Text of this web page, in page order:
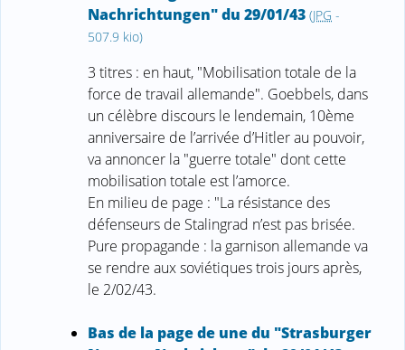
Nachrichtungen" du 29/01/43 (JPG -
507.9 kio)
3 titres : en haut, "Mobilisation totale de la
force de travail allemande". Goebbels, dans
un célèbre discours le lendemain, 10ème
anniversaire de l’arrivée d’Hitler au pouvoir,
va annoncer la "guerre totale" dont cette
mobilisation totale est l’amorce.
En milieu de page : "La résistance des
défenseurs de Stalingrad n’est pas brisée.
Pure propagande : la garnison allemande va
se rendre aux soviétiques trois jours après,
le 2/02/43.
Bas de la page de une du "Strasburger